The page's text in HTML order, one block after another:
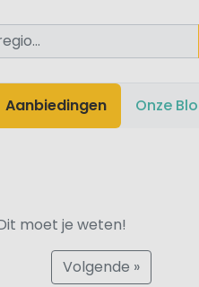
Aanbiedingen Onze
moet je weten!
Volgende »